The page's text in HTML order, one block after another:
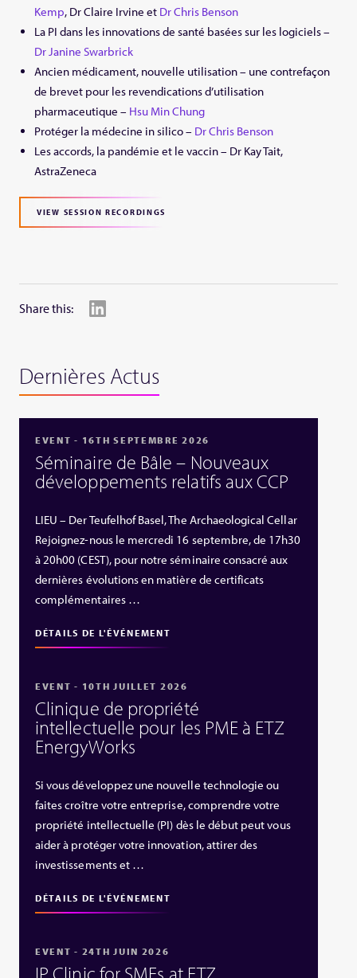
Kemp, Dr Claire Irvine et Dr Chris Benson
La PI dans les innovations de santé basées sur les logiciels –
Dr Janine Swarbrick
Ancien médicament, nouvelle utilisation – une contrefaçon
de brevet pour les revendications d’utilisation
pharmaceutique – Hsu Min Chung
Protéger la médecine in silico – Dr Chris Benson
Les accords, la pandémie et le vaccin – Dr Kay Tait,
AstraZeneca
VIEW SESSION RECORDINGS
Share this:
Dernières Actus
EVENT - 16TH SEPTEMBRE 2026
Séminaire de Bâle – Nouveaux
développements relatifs aux CCP
LIEU – Der Teufelhof Basel, The Archaeological Cellar
Rejoignez-nous le mercredi 16 septembre, de 17h30
à 20h00 (CEST), pour notre séminaire consacré aux
dernières évolutions en matière de certificats
complémentaires …
DÉTAILS DE L'ÉVÉNEMENT
EVENT - 10TH JUILLET 2026
Clinique de propriété
intellectuelle pour les PME à ETZ
EnergyWorks
Si vous développez une nouvelle technologie ou
faites croître votre entreprise, comprendre votre
propriété intellectuelle (PI) dès le début peut vous
aider à protéger votre innovation, attirer des
investissements et …
DÉTAILS DE L'ÉVÉNEMENT
EVENT - 24TH JUIN 2026